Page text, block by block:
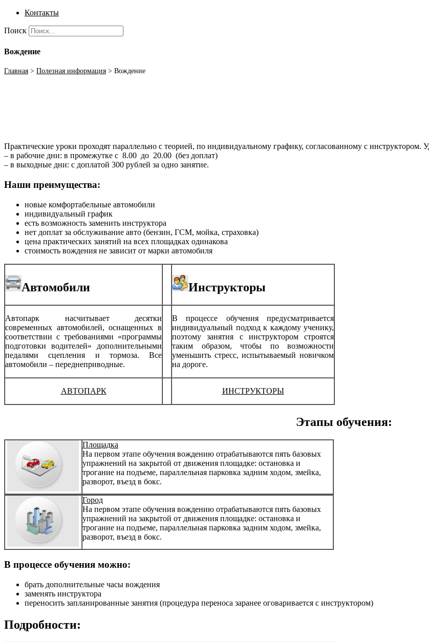
Контакты
Поиск
Вождение
Главная > Полезная информация > Вождение
Практические уроки проходят параллельно с теорией, по индивидуальному графику, согласованному с инструктором.
– в рабочие дни: в промежутке с 8.00 до 20.00 (без доплат)
– в выходные дни: с доплатой 300 рублей за одно занятие.
Наши преимущества:
новые комфортабельные автомобили
индивидуальный график
есть возможность заменить инструктора
нет доплат за обслуживание авто (бензин, ГСМ, мойка, страховка)
цена практических занятий на всех площадках одинакова
стоимость вождения не зависит от марки автомобиля
Автомобили Инструкторы
Автопарк насчитывает десятки
современных автомобилей, оснащенных в
соответствии с требованиями «программы
подготовки водителей» дополнительными
педалями сцепления и тормоза. Все
автомобили – переднеприводные.
В процессе обучения предусматривается
индивидуальный подход к каждому ученику,
поэтому занятия с инструктором строятся
таким образом, чтобы по возможности
уменьшить стресс, испытываемый новичком
на дороге.
АВТОПАРК ИНСТРУКТОРЫ
Этапы обучения:
Площадка
На первом этапе обучения вождению отрабатываются пять базовых
упражнений на закрытой от движения площадке: остановка и
трогание на подъеме, параллельная парковка задним ходом, змейка,
разворот, въезд в бокс.
Город
На первом этапе обучения вождению отрабатываются пять базовых
упражнений на закрытой от движения площадке: остановка и
трогание на подъеме, параллельная парковка задним ходом, змейка,
разворот, въезд в бокс.
В процессе обучения можно:
брать дополнительные часы вождения
заменять инструктора
переносить запланированные занятия (процедура переноса заранее оговаривается с инструктором)
Подробности: